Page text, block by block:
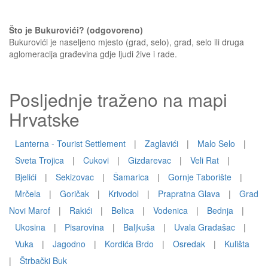
Što je Bukurovići? (odgovoreno)
Bukurovići je naseljeno mjesto (grad, selo), grad, selo ili druga
aglomeracija građevina gdje ljudi žive i rade.
Posljednje traženo na mapi
Hrvatske
Lanterna - Tourist Settlement | Zaglavići | Malo Selo
|
Sveta Trojica
| Cukovi | Gizdarevac | Veli Rat
|
Bjelići
| Sekizovac | Šamarica | Gornje Taborište
|
Mrčela
| Goričak | Krivodol | Prapratna Glava |
Grad
Novi Marof
| Rakići | Belica | Vodenica | Bednja
|
Ukosina
| Pisarovina | Baljkuša | Uvala Gradašac
|
Vuka
| Jagodno | Kordića Brdo | Osredak |
Kulišta
|
Štrbački Buk